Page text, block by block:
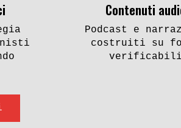
Contenuti
Podcast e
costruiti su
verificabili